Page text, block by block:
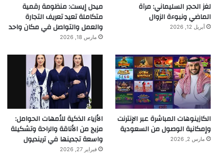
لغز الحجر السليماني: مرآة
الماضي ونبوءة الزوال
أبريل 12, 2026
ميدل إيست: منظومة رقمية
متكاملة تعيد تعريف التجارة
والعمل والتواصل في مكان واحد
مارس 18, 2026
الكازينوهات المباشرة عبر الإنترنت
وإمكانية الوصول من السعودية
مارس 2, 2026
الأزياء الذكية للأمهات الحوامل:
مزيج من الأناقة والراحة وتشكيلة
واسعة تجدينها في ترينديول
فبراير 27, 2026